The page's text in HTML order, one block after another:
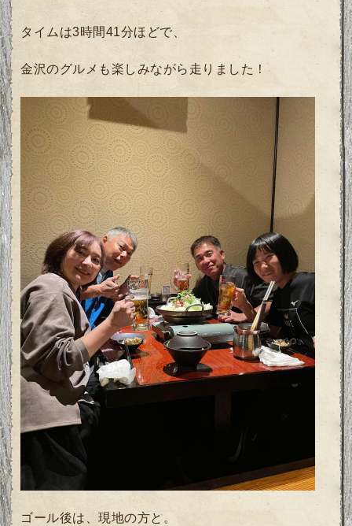
タイムは3時間41分ほどで、
金沢のグルメも楽しみながら走りました！
ゴール後は、現地の方と。